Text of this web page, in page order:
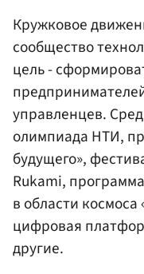
Кружковое
сообщество
цель -
управленцев.
олимпиада НТИ,
будущего»,
Rukami,
в области
цифровая
другие.